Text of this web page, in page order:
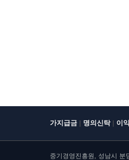
가지급금 | 명의신탁| 이
중기경영진흥원, 성남시 분